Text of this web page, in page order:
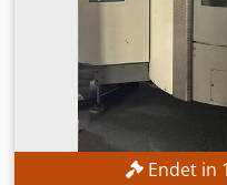
von 16.000 kg
Betrieb. Wenn Sie auf
zum Verkauf angebotene
Bearbeitungszentrum
in Betracht ziehen.
Details. • Leistung: 103
148 A • Spannung: 400 V
Endet in